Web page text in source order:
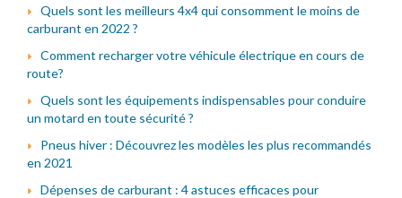
Quels sont les meilleurs 4x4 qui consomment le moins de
carburant en 2022 ?
Comment recharger votre véhicule électrique en cours de
route?
Quels sont les équipements indispensables pour conduire
un motard en toute sécurité ?
Pneus hiver : Découvrez les modèles les plus recommandés
en 2021
Dépenses de carburant : 4 astuces efficaces pour